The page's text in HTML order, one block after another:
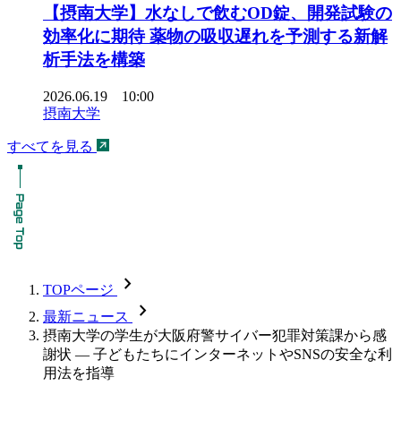
【摂南大学】水なしで飲むOD錠、開発試験の
効率化に期待 薬物の吸収遅れを予測する新解
析手法を構築
2026.06.19 10:00
摂南大学
すべてを見る
TOPページ chevron_forward
最新ニュース chevron_forward
摂南大学の学生が大阪府警サイバー犯罪対策課から感
謝状 — 子どもたちにインターネットやSNSの安全な利
用法を指導